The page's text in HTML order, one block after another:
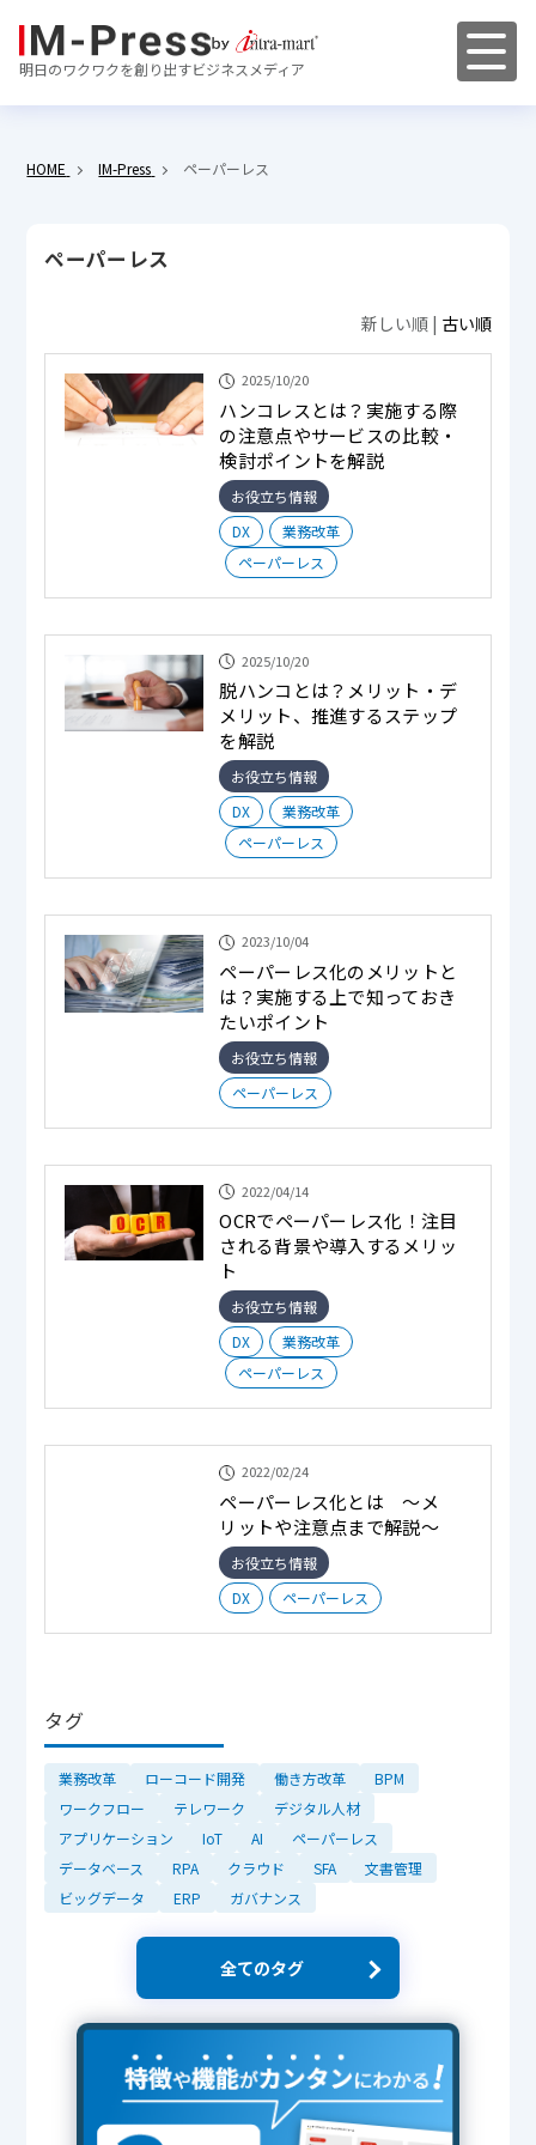
明日のワクワクを創り出すビジネスメディア
HOME IM-Press ペーパーレス
ペーパーレス
新しい順 | 古い順
2025/10/20
ハンコレスとは？実施する際
の注意点やサービスの比較・
検討ポイントを解説
お役立ち情報
DX
業務改革
ペーパーレス
2025/10/20
脱ハンコとは？メリット・デ
メリット、推進するステップ
を解説
お役立ち情報
DX
業務改革
ペーパーレス
2023/10/04
ペーパーレス化のメリットと
は？実施する上で知っておき
たいポイント
お役立ち情報
ペーパーレス
2022/04/14
OCRでペーパーレス化！注目
される背景や導入するメリッ
ト
お役立ち情報
DX
業務改革
ペーパーレス
2022/02/24
ペーパーレス化とは ～メ
リットや注意点まで解説～
お役立ち情報
DX
ペーパーレス
タグ
業務改革 ローコード開発 働き方改革
BPM
ワークフロー
テレワーク
デジタル人材
アプリケーション
IoT AI
ペーパーレス
データベース
RPA クラウド SFA
文書管理
ビッグデータ
ERP ガバナンス
全てのタグ